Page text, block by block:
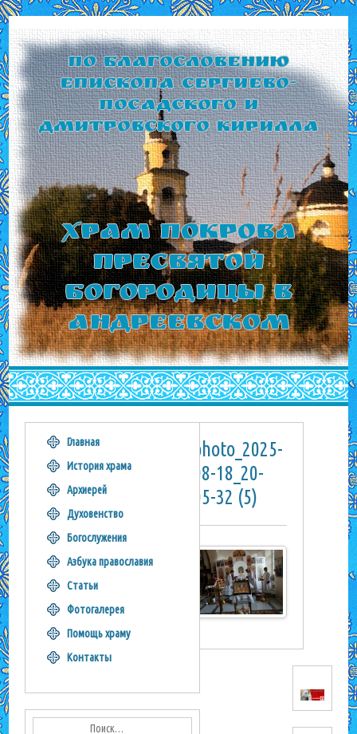
По благословению
Епископа Сергиево-
Посадского и
Дмитровского Кирилла
Храм Покрова
Пресвятой
Богородицы в
Андреевском
photo_2025-
08-18_20-
05-32 (5)
Главная
История храма
Архиерей
Духовенство
Богослужения
Азбука православия
Статьи
Фотогалерея
Помощь храму
Контакты